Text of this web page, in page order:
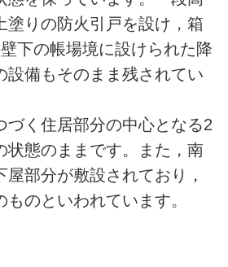
塗りの防火引戸を設け，箱
下の帳場境に設けられた降
設備もそのまま残されてい
く住居部分の中心となる2
状態のままです。また，南
部分が敷設されており，
のといわれています。